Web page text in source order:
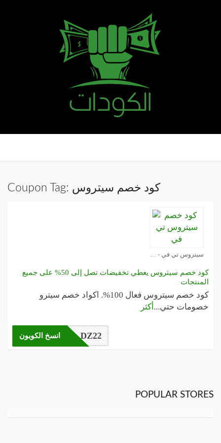
Coupon Tag: كود خصم سيتروس
سيتروس تي في - Citruss TV كوبون
كود خصم سيتروس يعطي تخفيضات تصل إلى 50% على جميع
المنتجات
كود خصم سيتروس فعال 100%. اكواد خصم سيترو
خصومات حتي... أكثر
DZ22 انسخ الكوبون
POPULAR STORES